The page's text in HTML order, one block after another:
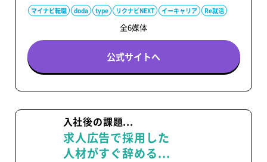
マイナビ転職 doda type リクナビNEXT イーキャリア Re就活
全6媒体
公式サイトへ
入社後の課題...
求人広告で採用した
人材がすぐ辞める...